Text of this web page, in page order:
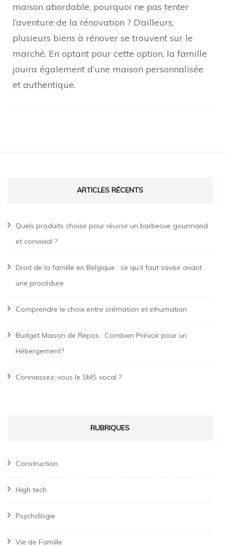
maison abordable, pourquoi ne pas tenter
l’aventure de la rénovation ? D’ailleurs,
plusieurs biens à rénover se trouvent sur le
marché. En optant pour cette option, la famille
jouira également d’une maison personnalisée
et authentique.
d'article
ARTICLES RÉCENTS
Quels produits choisir pour réussir un barbecue gourmand
et convivial ?
Droit de la famille en Belgique : ce qu’il faut savoir avant
une procédure
Comprendre le choix entre crémation et inhumation
Budget Maison de Repos : Combien Prévoir pour un
Hébergement?
Connaissez-vous le SMS vocal ?
RUBRIQUES
Construction
High tech
Psychologie
Vie de Famille